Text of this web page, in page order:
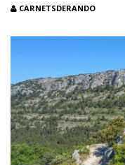
CARNETSDERANDO